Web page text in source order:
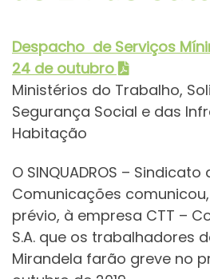
Despacho de Serviços
24 de outubro
Ministérios do Trabalho,
Segurança Social e das
Habitação
O SINQUADROS –
Comunicações
prévio, à empresa CTT –
S.A. que os trabalhadores
Mirandela farão greve no